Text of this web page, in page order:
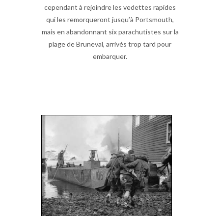
cependant à rejoindre les vedettes rapides
qui les remorqueront jusqu’à Portsmouth,
mais en abandonnant six parachutistes sur la
plage de Bruneval, arrivés trop tard pour
embarquer.